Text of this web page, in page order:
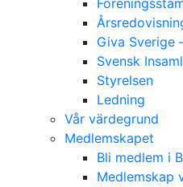
Giva Sverige
Svensk
Styrelsen
Ledning
Vår värdegrund
Medlemskapet
Bli medlem i
Medlemskap